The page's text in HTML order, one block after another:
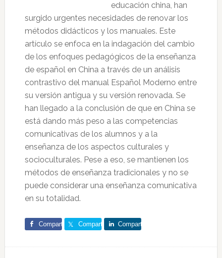
educación china, han
surgido urgentes necesidades de renovar los
métodos didácticos y los manuales. Este
artículo se enfoca en la indagación del cambio
de los enfoques pedagógicos de la enseñanza
de español en China a través de un análisis
contrastivo del manual Español Moderno entre
su versión antigua y su versión renovada. Se
han llegado a la conclusión de que en China se
está dando más peso a las competencias
comunicativas de los alumnos y a la
enseñanza de los aspectos culturales y
socioculturales. Pese a eso, se mantienen los
métodos de enseñanza tradicionales y no se
puede considerar una enseñanza comunicativa
en su totalidad.
Comparte Comparte Comparte